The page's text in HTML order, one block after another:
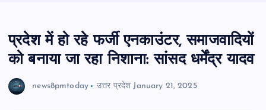
प्रदेश में हो रहे फर्जी एनकाउंटर, समाजवादियों
को बनाया जा रहा निशाना: सांसद धर्मेंद्र यादव
news8pmtoday उत्तर प्रदेश January 21, 2025